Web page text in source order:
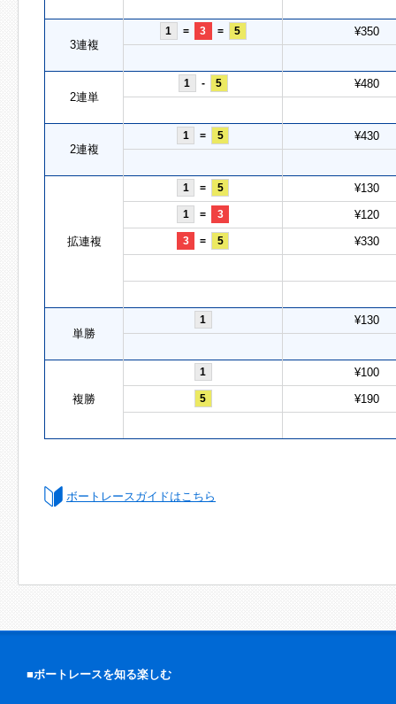
3連複
1 = 3 = 5 ¥350
2連単
1 - 5 ¥480
2連複
1 = 5 ¥430
拡連複
1 = 5 ¥130
1 = 3 ¥120
3 = 5 ¥330
単勝
1 ¥130
複勝
1 ¥100
5 ¥190
ボートレースガイドはこちら
■ボートレースを知る楽しむ